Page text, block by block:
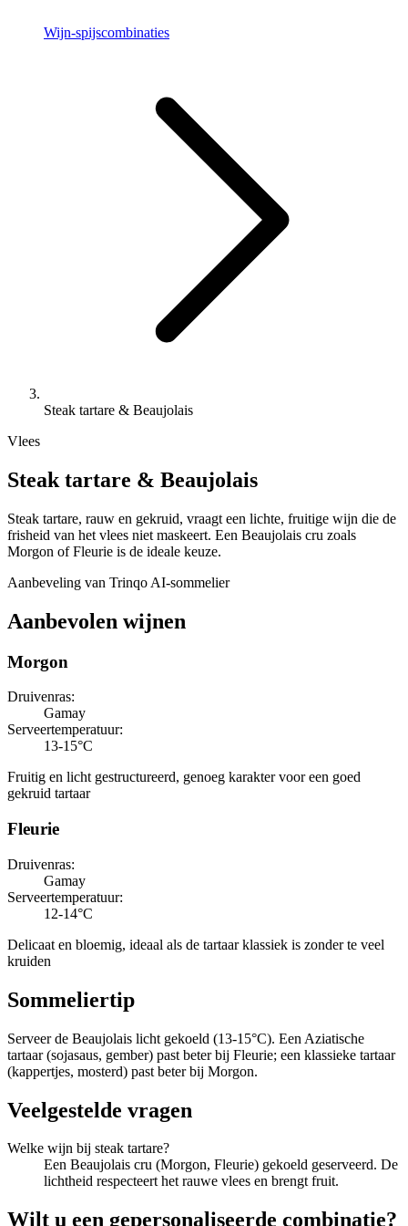
Wijn-spijscombinaties
Steak tartare & Beaujolais
Vlees
Steak tartare & Beaujolais
Steak tartare, rauw en gekruid, vraagt een lichte, fruitige wijn die de
frisheid van het vlees niet maskeert. Een Beaujolais cru zoals
Morgon of Fleurie is de ideale keuze.
Aanbeveling van Trinqo AI-sommelier
Aanbevolen wijnen
Morgon
Druivenras:
Gamay
Serveertemperatuur:
13-15°C
Fruitig en licht gestructureerd, genoeg karakter voor een goed
gekruid tartaar
Fleurie
Druivenras:
Gamay
Serveertemperatuur:
12-14°C
Delicaat en bloemig, ideaal als de tartaar klassiek is zonder te veel
kruiden
Sommeliertip
Serveer de Beaujolais licht gekoeld (13-15°C). Een Aziatische
tartaar (sojasaus, gember) past beter bij Fleurie; een klassieke tartaar
(kappertjes, mosterd) past beter bij Morgon.
Veelgestelde vragen
Welke wijn bij steak tartare?
Een Beaujolais cru (Morgon, Fleurie) gekoeld geserveerd. De
lichtheid respecteert het rauwe vlees en brengt fruit.
Wilt u een gepersonaliseerde combinatie?